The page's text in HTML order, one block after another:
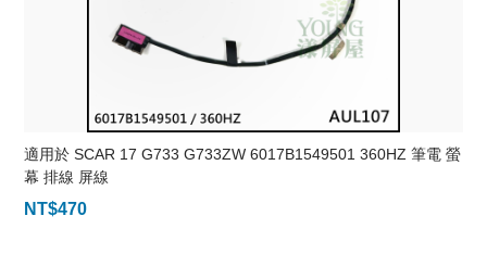
適用於 SCAR 17 G733 G733ZW 6017B1549501 360HZ 筆電 螢
幕 排線 屏線
NT$470